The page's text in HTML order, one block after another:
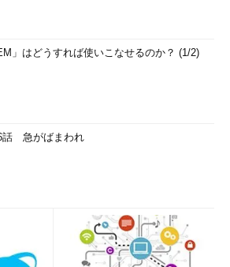
」はどうすれば使いこなせるのか？ (1/2)
話 急がばまわれ